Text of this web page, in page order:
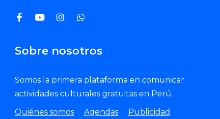
Sobre nosotros
Somos la primera plataforma en comunicar
actividades culturales gratuitas en Perú.
Quiénes somos
Agendas Publicidad